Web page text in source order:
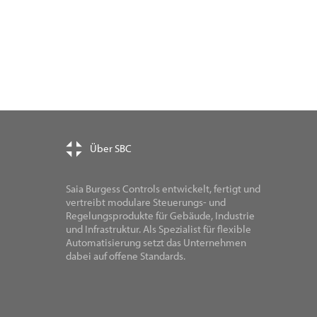
Über SBC
Saia Burgess Controls entwickelt, fertigt und
vertreibt modulare Steuerungs- und
Regelungsprodukte für Gebäude, Industrie
und Infrastruktur. Als Spezialist für flexible
Automatisierung setzt das Unternehmen
dabei auf offene Standards.